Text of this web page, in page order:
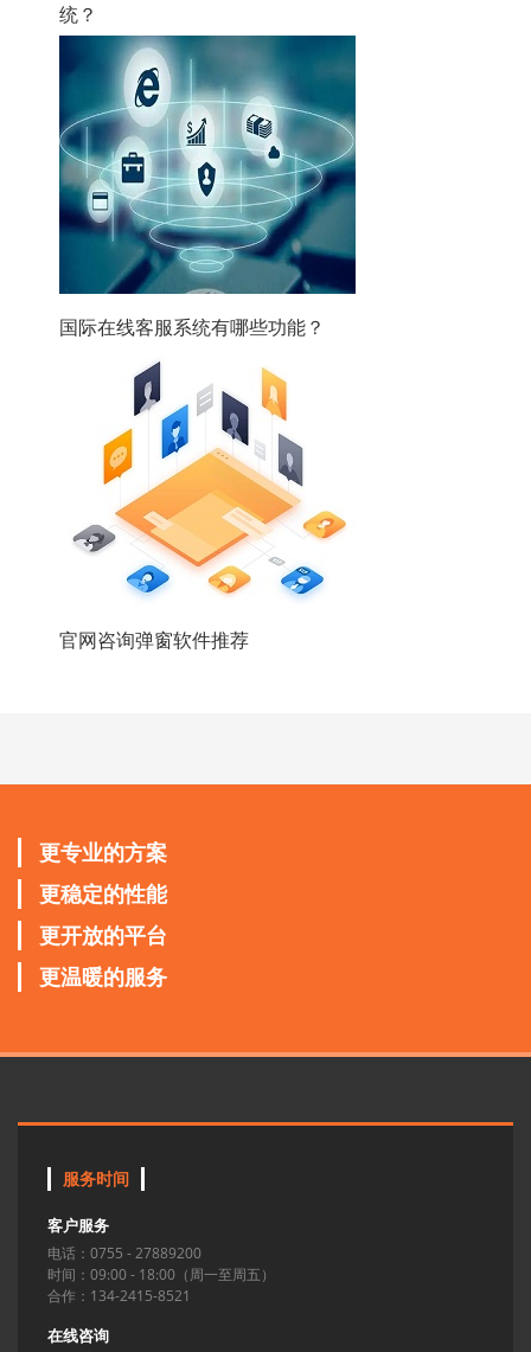
统？
国际在线客服系统有哪些功能？
官网咨询弹窗软件推荐
更专业的方案
更稳定的性能
更开放的平台
更温暖的服务
服务时间
客户服务
电话：0755 - 27889200
时间：09:00 - 18:00（周一至周五）
合作：134-2415-8521
在线咨询